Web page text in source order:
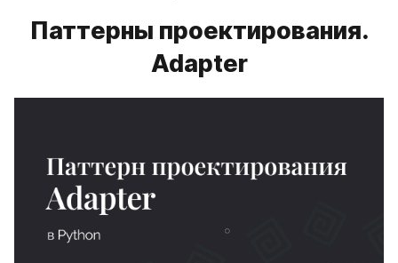
Паттерны проектирования.
Adapter